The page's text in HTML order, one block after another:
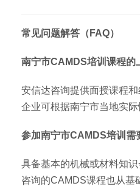
常见问题解答（FAQ）
南宁市CAMDS培训课程的
安信达咨询提供面授课程
企业可根据南宁市当地实际
参加南宁市CAMDS培训需
具备基本的机械或材料知
咨询的CAMDS课程也从基